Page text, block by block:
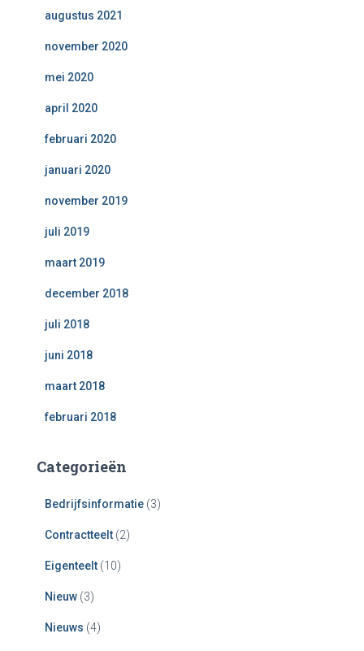
augustus 2021
november 2020
mei 2020
april 2020
februari 2020
januari 2020
november 2019
juli 2019
maart 2019
december 2018
juli 2018
juni 2018
maart 2018
februari 2018
Categorieën
Bedrijfsinformatie (3)
Contractteelt (2)
Eigenteelt (10)
Nieuw (3)
Nieuws (4)